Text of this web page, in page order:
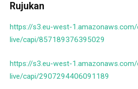
Rujukan
https://s3.eu-west-
live/capi/857189376395029
https://s3.eu-west-
live/capi/2907294406091189